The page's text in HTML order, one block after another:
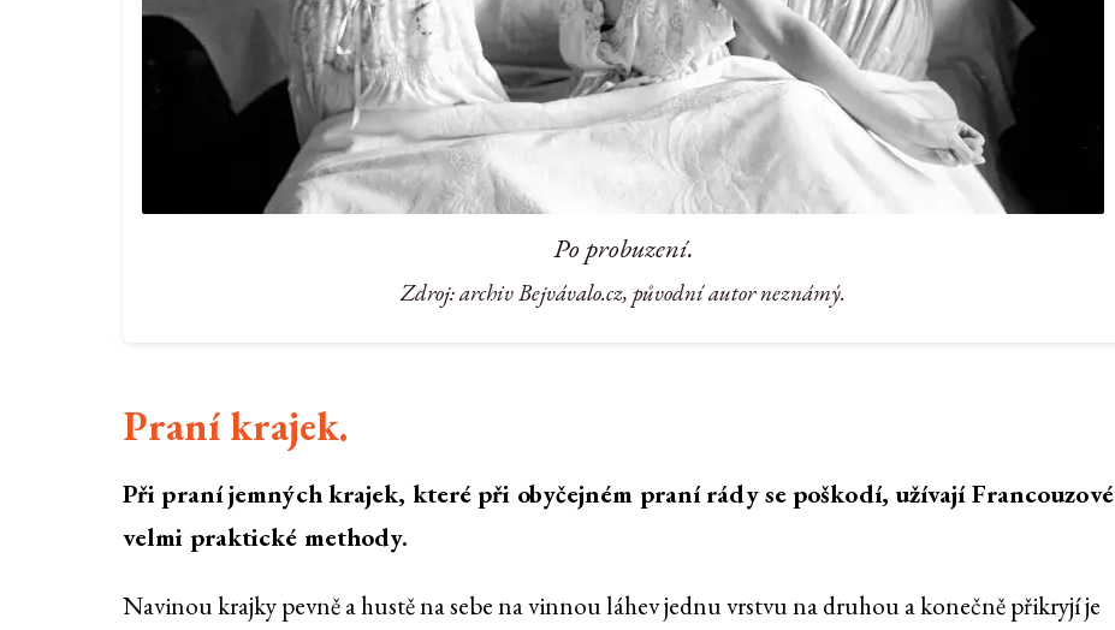
Po probuzení.
Zdroj: archiv Bejvávalo.cz, původní autor neznámý.
Praní krajek.
Při praní jemných krajek, které při obyčejném praní rády se poškodí, užívají Francouzové
velmi praktické methody.
Navinou krajky pevně a hustě na sebe na vinnou láhev jednu vrstvu na druhou a konečně přikryjí je